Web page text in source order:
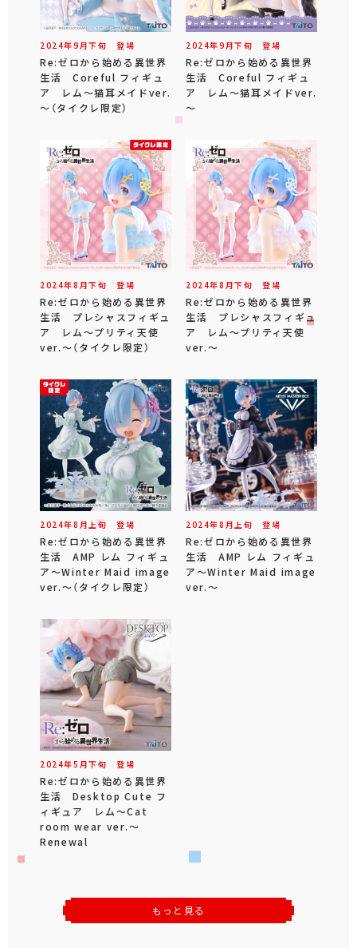
2024年9 月下旬 登場
Re:ゼロから始める異世界
生活 Coreful フィギュ
ア レム～猫耳メイドver.
～（タイクレ限定）
2024年9 月下旬 登場
Re:ゼロから始める異世界
生活 Coreful フィギュ
ア レム～猫耳メイドver.
～
2024年8 月下旬 登場
Re:ゼロから始める異世界
生活 プレシャスフィギュ
ア レム～プリティ天使
ver.～（タイクレ限定）
2024年8 月下旬 登場
Re:ゼロから始める異世界
生活 プレシャスフィギュ
ア レム～プリティ天使
ver.～
2024年8 月 上旬 登場
Re:ゼロから始める異世界
生活 AMP レム フィギュ
ア～Winter Maid image
ver.～（タイクレ限定）
2024年8 月 上旬 登場
Re:ゼロから始める異世界
生活 AMP レム フィギュ
ア～Winter Maid image
ver.～
2024年5 月下旬 登場
Re:ゼロから始める異世界
生活 Desktop Cute フ
ィギュア レム～Cat
room wear ver.～
Renewal
もっと見る